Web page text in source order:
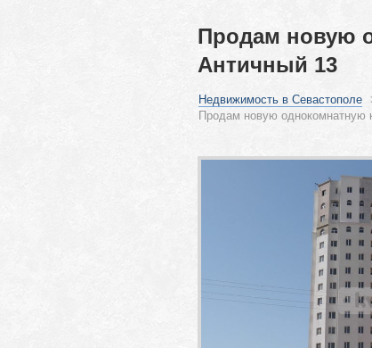
Продам новую
Античный 13
Недвижимость в Севастополе
Продам новую однокомнатную